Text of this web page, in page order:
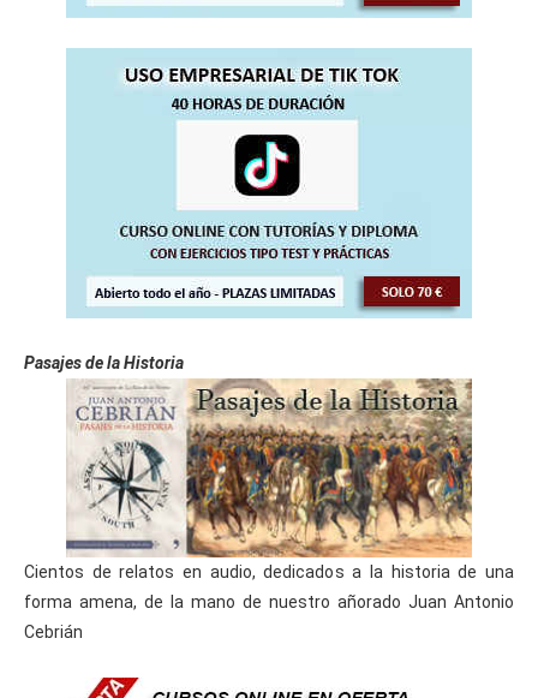
Pasajes de la Historia
Cientos de relatos en audio, dedicados a la historia de una
forma amena, de la mano de nuestro añorado Juan Antonio
Cebrián